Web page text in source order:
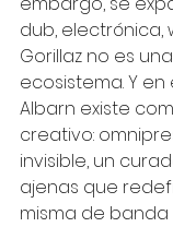
dub, electrónica,
Gorillaz no es
ecosistema. Y
Albarn existe
creativo:
invisible, un
ajenas que
misma de banda